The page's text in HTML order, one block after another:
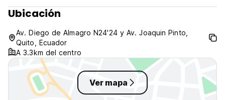
Ubicación
Av. Diego de Almagro N24'24 y Av. Joaquin Pinto,
Quito, Ecuador
A 3.3km del centro
Ver mapa